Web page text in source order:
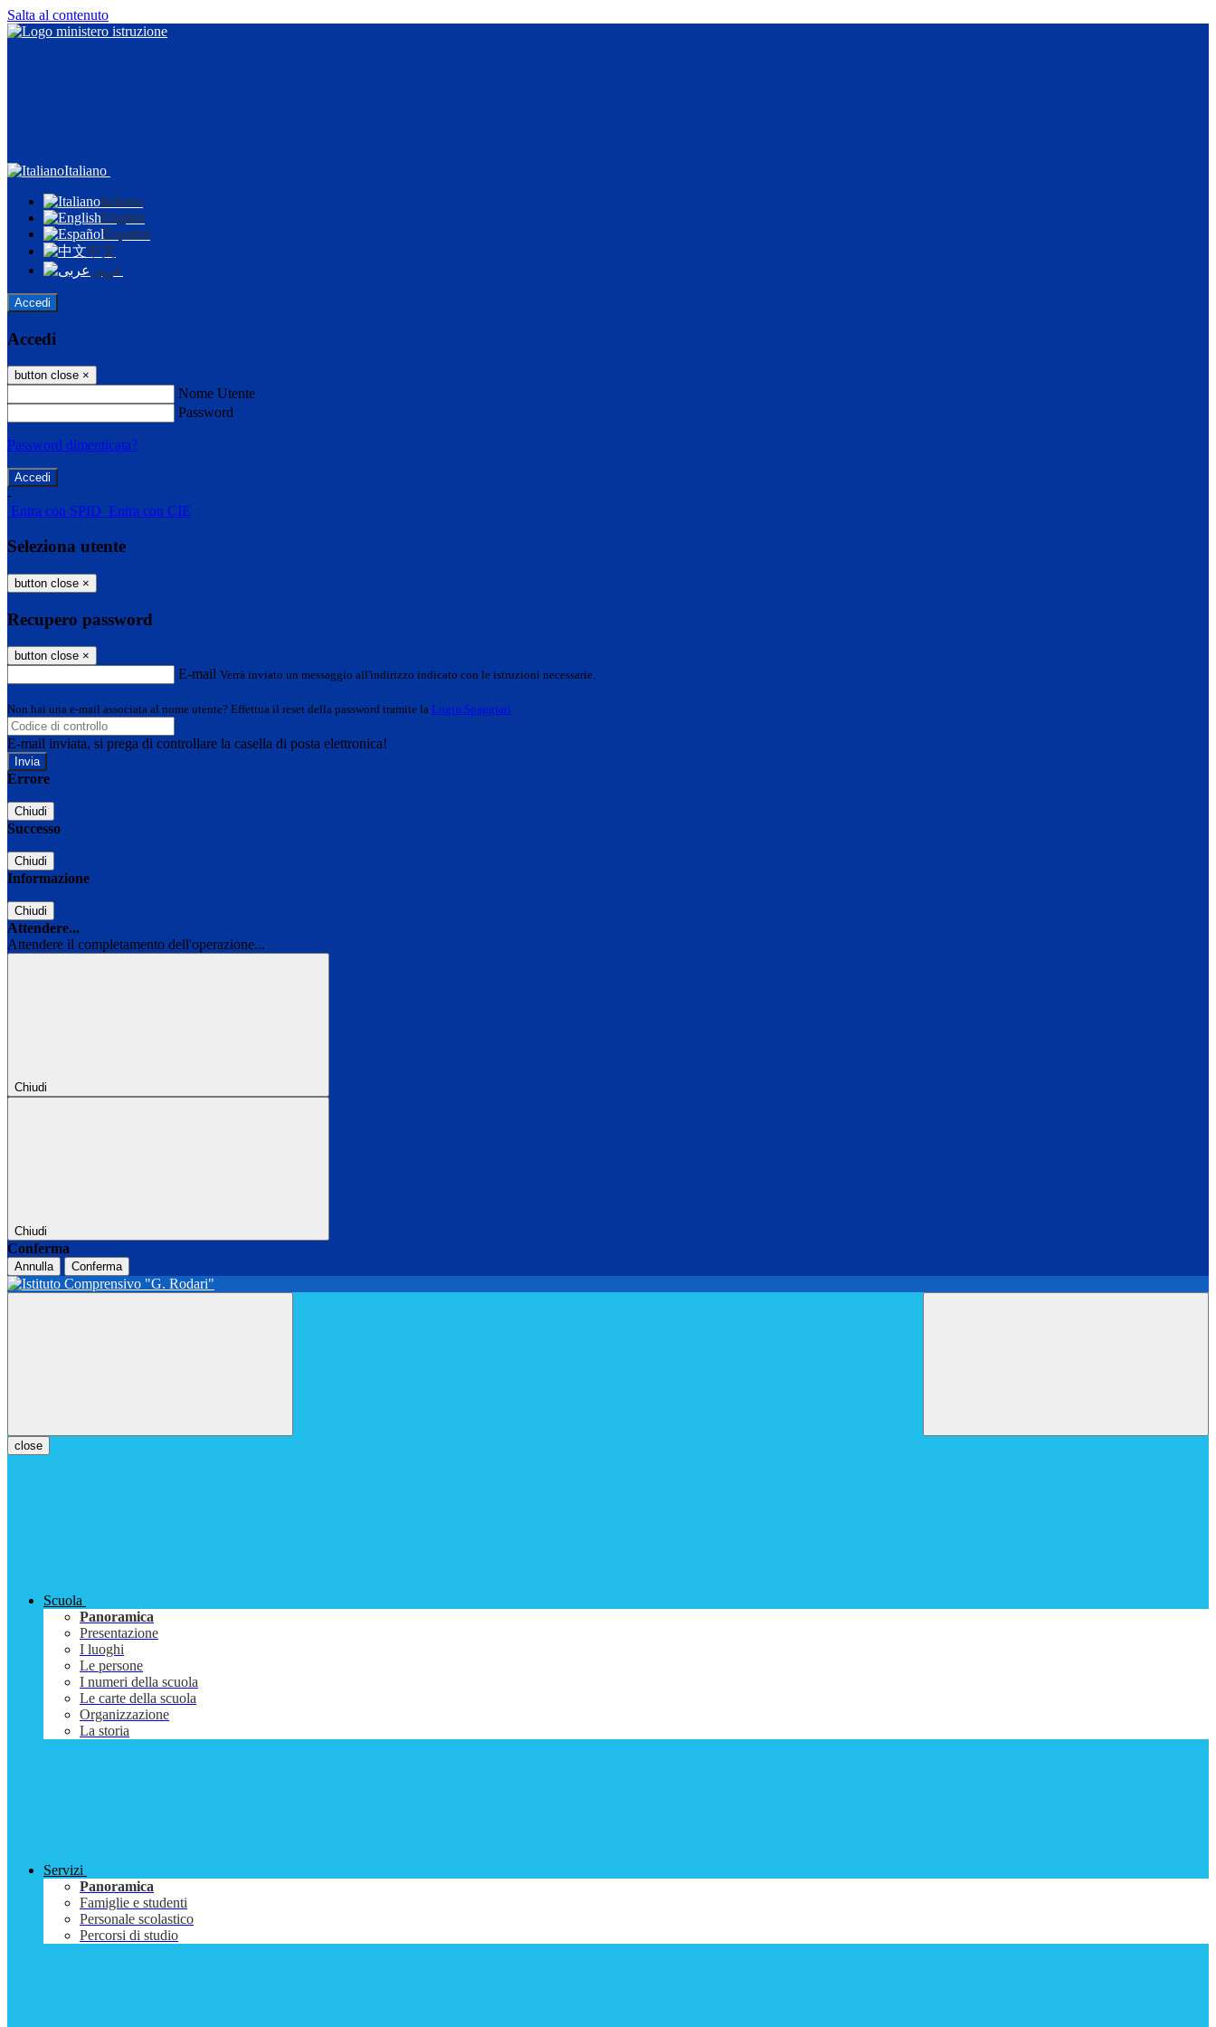
Salta al contenuto
Italiano
Italiano
English
Español
中文
عربى
Accedi
Accedi
button close ×
Nome Utente
Password
Password dimenticata?
-
Entra con SPID Entra con CIE
Seleziona utente
button close ×
Recupero password
button close ×
E-mail Verrà inviato un messaggio all'indirizzo indicato con le istruzioni necessarie.
Non hai una e-mail associata al nome utente? Effettua il reset della password tramite la Login Spaggiari
E-mail inviata, si prega di controllare la casella di posta elettronica!
Errore
Chiudi
Successo
Chiudi
Informazione
Chiudi
Attendere...
Attendere il completamento dell'operazione...
Chiudi
Chiudi
Conferma
Annulla Conferma
close
Scuola
Panoramica
Presentazione
I luoghi
Le persone
I numeri della scuola
Le carte della scuola
Organizzazione
La storia
Servizi
Panoramica
Famiglie e studenti
Personale scolastico
Percorsi di studio